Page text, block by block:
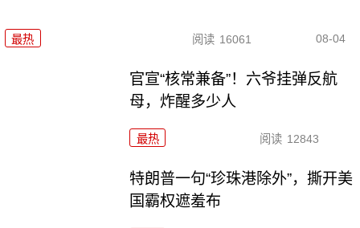
最热 阅读 16061 08-04
官宣“核常兼备”！六爷挂弹反航
母，炸醒多少人
最热 阅读 12843
特朗普一句“珍珠港除外”，撕开美
国霸权遮羞布